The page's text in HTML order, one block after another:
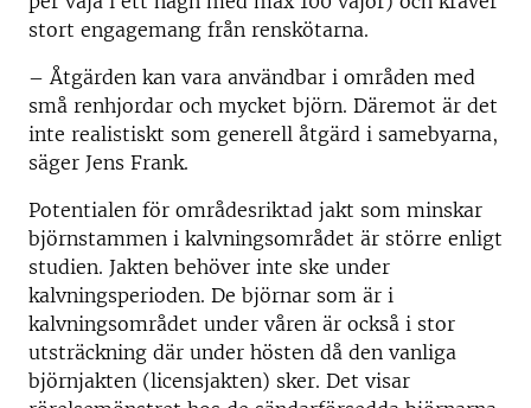
stort engagemang från renskötarna.
– Åtgärden kan vara användbar i områden med
små renhjordar och mycket björn. Däremot är det
inte realistiskt som generell åtgärd i samebyarna,
säger Jens Frank.
Potentialen för områdesriktad jakt som minskar
björnstammen i kalvningsområdet är större enligt
studien. Jakten behöver inte ske under
kalvningsperioden. De björnar som är i
kalvningsområdet under våren är också i stor
utsträckning där under hösten då den vanliga
björnjakten (licensjakten) sker. Det visar